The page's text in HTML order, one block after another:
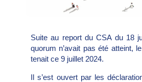
Suite au report du CSA du 18
quorum n’avait pas été atteint,
tenait ce 9 juillet 2024.
Il s’est ouvert par les